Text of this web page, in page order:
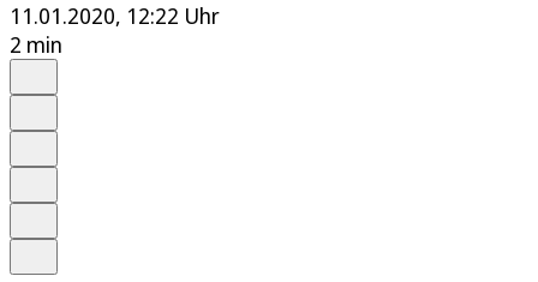
11.01.2020, 12:22 Uhr
2 min